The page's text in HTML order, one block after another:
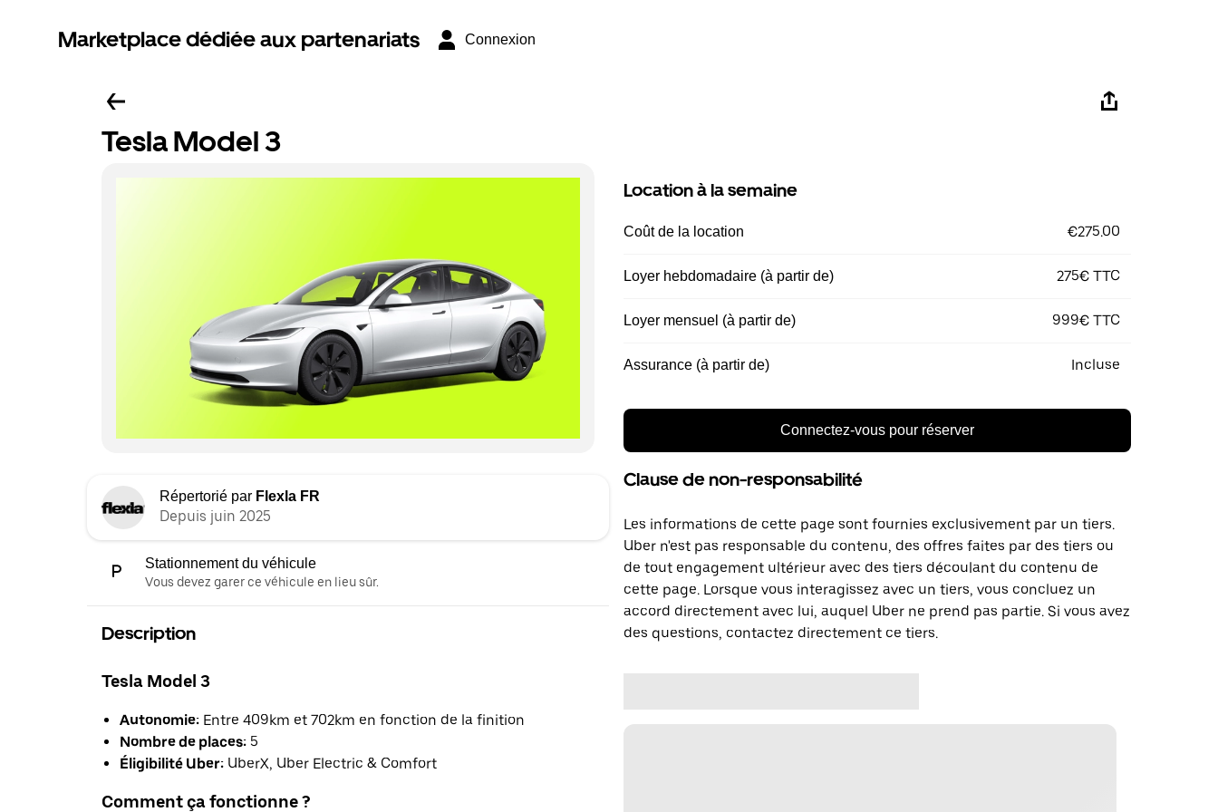
Marketplace dédiée aux partenariats Connexion
Tesla Model 3
Répertorié par Flexla FR
Depuis juin 2025
Stationnement du véhicule
Vous devez garer ce véhicule en lieu sûr.
Description
Tesla Model 3
Autonomie: Entre 409km et 702km en fonction de la finition
Nombre de places: 5
Éligibilité Uber: UberX, Uber Electric & Comfort
Comment ça fonctionne ?
Location à la semaine
Coût de la location €275.00
Loyer hebdomadaire (à partir de) 275€ TTC
Loyer mensuel (à partir de) 999€ TTC
Assurance (à partir de) Incluse
Connectez-vous pour réserver
Clause de non-responsabilité
Les informations de cette page sont fournies exclusivement par un tiers.
Uber n'est pas responsable du contenu, des offres faites par des tiers ou
de tout engagement ultérieur avec des tiers découlant du contenu de
cette page. Lorsque vous interagissez avec un tiers, vous concluez un
accord directement avec lui, auquel Uber ne prend pas partie. Si vous avez
des questions, contactez directement ce tiers.